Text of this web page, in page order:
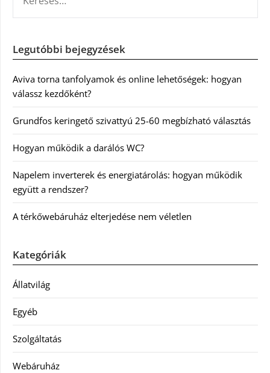
Legutóbbi bejegyzések
Aviva torna tanfolyamok és online lehetőségek: hogyan
válassz kezdőként?
Grundfos keringető szivattyú 25-60 megbízható választás
Hogyan működik a darálós WC?
Napelem inverterek és energiatárolás: hogyan működik
együtt a rendszer?
A térkőwebáruház elterjedése nem véletlen
Kategóriák
Állatvilág
Egyéb
Szolgáltatás
Webáruház